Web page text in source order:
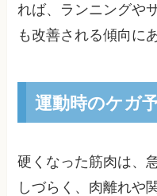
れば、ランニングや
も改善される傾向に
運動時のケガ
硬くなった筋肉は、
しづらく、肉離れや